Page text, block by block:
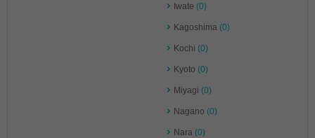
Iwate (0)
Kagoshima (0)
Kochi (0)
Kyoto (0)
Miyagi (0)
Nagano (0)
Nara (0)